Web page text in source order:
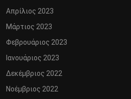
Απρίλιος 2023
Μάρτιος 2023
Φεβρουάριος 2023
Ιανουάριος 2023
Δεκέμβριος 2022
Νοέμβριος 2022